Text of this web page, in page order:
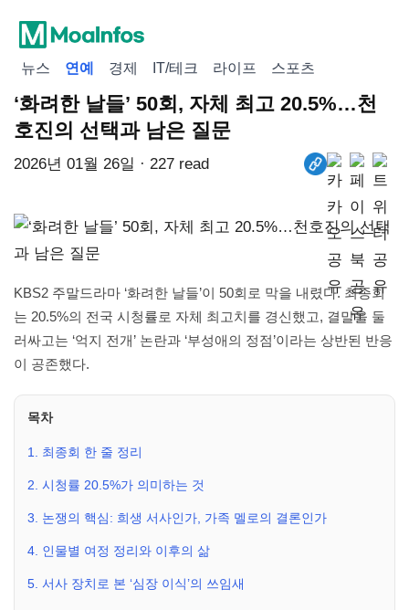
뉴스 연예 경제 IT/테크 라이프 스포츠
‘화려한 날들’ 50회, 자체 최고 20.5%…천
호진의 선택과 남은 질문
2026년 01월 26일 · 227 read
KBS2 주말드라마 ‘화려한 날들’이 50회로 막을 내렸다. 최종회
는 20.5%의 전국 시청률로 자체 최고치를 경신했고, 결말을 둘
러싸고는 ‘억지 전개’ 논란과 ‘부성애의 정점’이라는 상반된 반응
이 공존했다.
목차
1. 최종회 한 줄 정리
2. 시청률 20.5%가 의미하는 것
3. 논쟁의 핵심: 희생 서사인가, 가족 멜로의 결론인가
4. 인물별 여정 정리와 이후의 삶
5. 서사 장치로 본 ‘심장 이식’의 쓰임새